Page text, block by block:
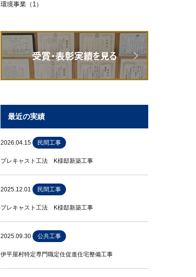
環境事業（1）
最近の実績
2026.04.15 民間工事
プレキャスト工法 K様邸新築工事
2025.12.01 民間工事
プレキャスト工法 K様邸新築工事
2025.09.30 公共工事
伊平屋村特定専門職定住促進住宅整備工事